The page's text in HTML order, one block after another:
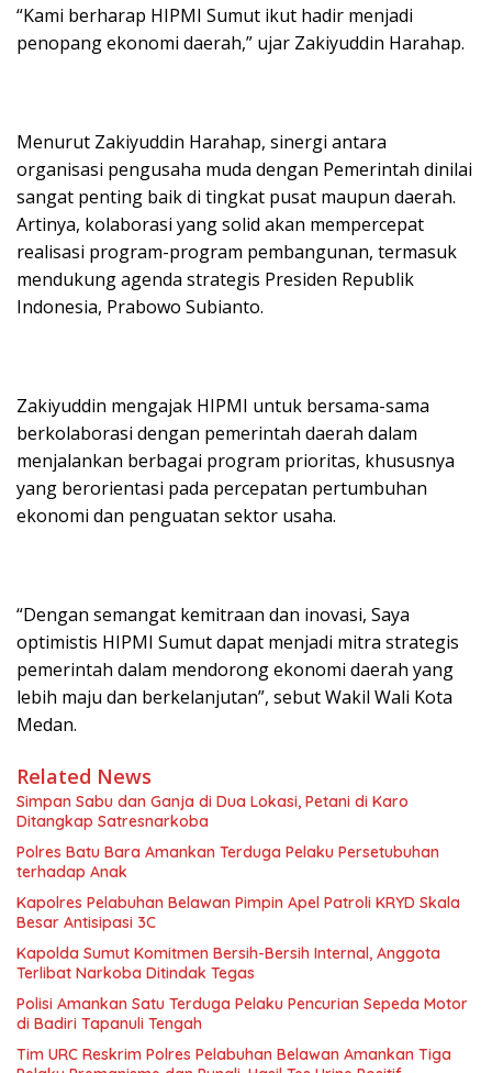
“Kami berharap HIPMI Sumut ikut hadir menjadi
penopang ekonomi daerah,” ujar Zakiyuddin Harahap.
Menurut Zakiyuddin Harahap, sinergi antara
organisasi pengusaha muda dengan Pemerintah dinilai
sangat penting baik di tingkat pusat maupun daerah.
Artinya, kolaborasi yang solid akan mempercepat
realisasi program-program pembangunan, termasuk
mendukung agenda strategis Presiden Republik
Indonesia, Prabowo Subianto.
Zakiyuddin mengajak HIPMI untuk bersama-sama
berkolaborasi dengan pemerintah daerah dalam
menjalankan berbagai program prioritas, khususnya
yang berorientasi pada percepatan pertumbuhan
ekonomi dan penguatan sektor usaha.
“Dengan semangat kemitraan dan inovasi, Saya
optimistis HIPMI Sumut dapat menjadi mitra strategis
pemerintah dalam mendorong ekonomi daerah yang
lebih maju dan berkelanjutan”, sebut Wakil Wali Kota
Medan.
Related News
Simpan Sabu dan Ganja di Dua Lokasi, Petani di Karo
Ditangkap Satresnarkoba
Polres Batu Bara Amankan Terduga Pelaku Persetubuhan
terhadap Anak
Kapolres Pelabuhan Belawan Pimpin Apel Patroli KRYD Skala
Besar Antisipasi 3C
Kapolda Sumut Komitmen Bersih-Bersih Internal, Anggota
Terlibat Narkoba Ditindak Tegas
Polisi Amankan Satu Terduga Pelaku Pencurian Sepeda Motor
di Badiri Tapanuli Tengah
Tim URC Reskrim Polres Pelabuhan Belawan Amankan Tiga